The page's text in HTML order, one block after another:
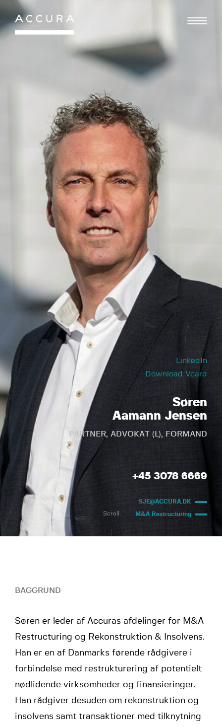
Gå
til
indhold
LinkedIn
Download Vcard
Søren
Aamann Jensen
PARTNER, ADVOKAT (L), FORMAND
+45 3078 6669
SJE@ACCURA.DK
M&A Restructuring
Scroll
BAGGRUND
Søren er leder af Accuras afdelinger for M&A
Restructuring og Rekonstruktion & Insolvens.
Han er en af Danmarks førende rådgivere i
forbindelse med restrukturering af potentielt
nødlidende virksomheder og finansieringer.
Han rådgiver desuden om rekonstruktion og
insolvens samt transaktioner med tilknytning